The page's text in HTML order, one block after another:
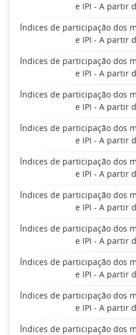
e IPI - A partir
Índices de participação dos
e IPI - A partir
Índices de participação dos
e IPI - A partir
Índices de participação dos
e IPI - A partir
Índices de participação dos
e IPI - A partir
Índices de participação dos
e IPI - A partir
Índices de participação dos
e IPI - A partir
Índices de participação dos
e IPI - A partir
Índices de participação dos
e IPI - A partir
Índices de participação dos
e IPI - A partir
Índices de participação dos